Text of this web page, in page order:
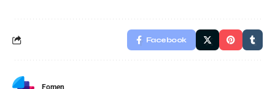
Facebook
Fomen